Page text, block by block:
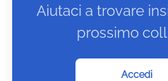
Aiutaci a trovare
prossimo
Accedi